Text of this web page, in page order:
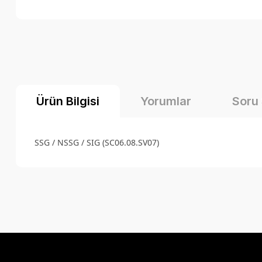
Ürün Bilgisi Yorumlar Soru
SSG / NSSG / SIG (SC06.08.SV07)
Ürün resmi kalitesiz, bozuk veya görüntülenemiyor.